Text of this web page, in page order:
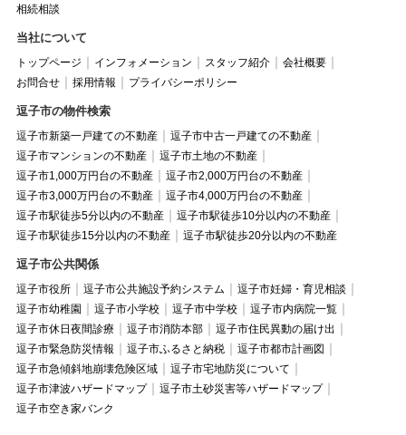
相続相談
当社について
トップページ インフォメーション スタッフ紹介
会社概要
お問合せ
採用情報 プライバシーポリシー
逗子市の物件検索
逗子市新築一戸建ての不動産
逗子市中古一戸建ての不動産
逗子市マンションの不動産
逗子市土地の不動産
逗子市1,000万円台の不動産
逗子市2,000万円台の不動産
逗子市3,000万円台の不動産
逗子市4,000万円台の不動産
逗子市駅徒歩5分以内の不動産
逗子市駅徒歩10分以内の不動産
逗子市駅徒歩15分以内の不動産
逗子市駅徒歩20分以内の不動産
逗子市公共関係
逗子市役所 逗子市公共施設予約システム
逗子市妊婦・育児相談
逗子市幼稚園
逗子市小学校 逗子市中学校
逗子市内病院一覧
逗子市休日夜間診療
逗子市消防本部
逗子市住民異動の届け出
逗子市緊急防災情報
逗子市ふるさと納税
逗子市都市計画図
逗子市急傾斜地崩壊危険区域
逗子市宅地防災について
逗子市津波ハザードマップ
逗子市土砂災害等ハザードマップ
逗子市空き家バンク